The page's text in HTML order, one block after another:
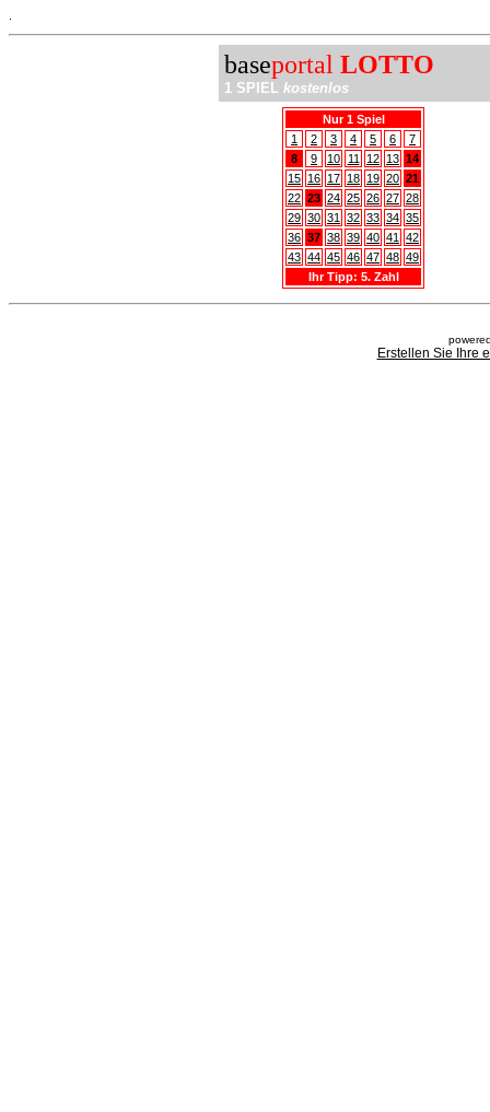
baseportal LOTTO
1 SPIEL kostenlos
Nur 1 Spiel
1
2 3 4 5 6
7
8
9 10 11 12 13 14
15 16 17 18 19 20 21
22 23 24 25 26 27 28
29 30 31 32 33 34 35
36 37 38 39 40 41
42
43 44 45 46 47 48 49
Ihr Tipp: 5. Zahl
Erstellen Sie Ihre